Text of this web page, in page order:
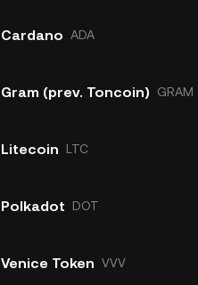
Cardano ADA
Gram (prev. Toncoin) GRAM
Litecoin LTC
Polkadot DOT
Venice Token VVV